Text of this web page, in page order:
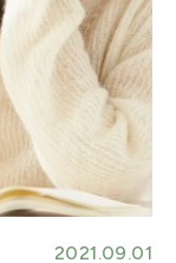
2021.09.01